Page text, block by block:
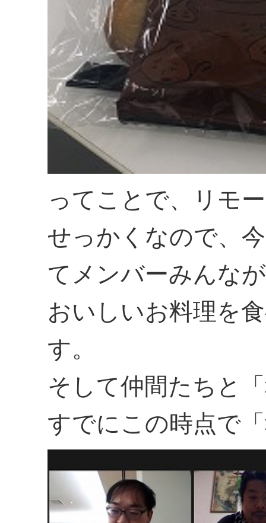
ってことで、リモ
せっかくなので、
てメンバーみんな
おいしいお料理を
す。
そして仲間たちと
すでにこの時点で